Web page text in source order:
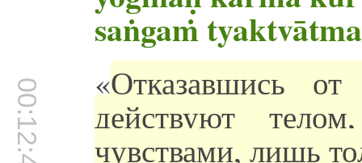
saṅgaṁ
00:12:46 «Отказавшись от
действуют
чувствами, лишь